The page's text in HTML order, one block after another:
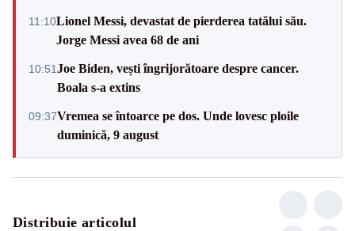
11:10Lionel Messi, devastat de pierderea tatălui său.
Jorge Messi avea 68 de ani
10:51Joe Biden, vești îngrijorătoare despre cancer.
Boala s-a extins
09:37Vremea se întoarce pe dos. Unde lovesc ploile
duminică, 9 august
Distribuie articolul